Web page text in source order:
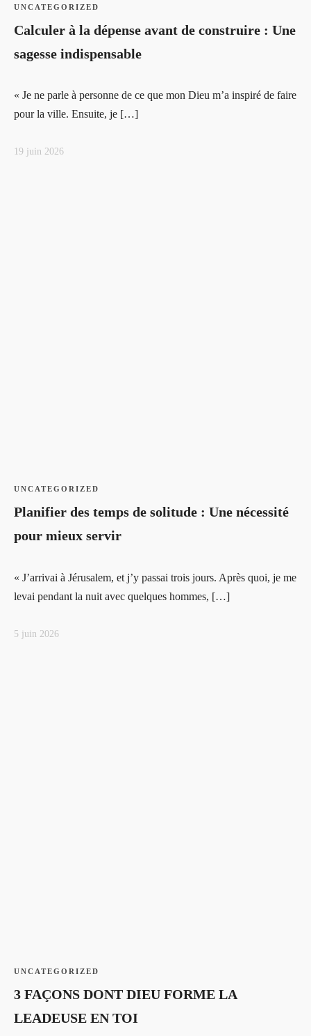
UNCATEGORIZED
Calculer à la dépense avant de construire : Une
sagesse indispensable
« Je ne parle à personne de ce que mon Dieu m’a inspiré de faire
pour la ville. Ensuite, je […]
19 juin 2026
UNCATEGORIZED
Planifier des temps de solitude : Une nécessité
pour mieux servir
« J’arrivai à Jérusalem, et j’y passai trois jours. Après quoi, je me
levai pendant la nuit avec quelques hommes, […]
5 juin 2026
UNCATEGORIZED
3 FAÇONS DONT DIEU FORME LA
LEADEUSE EN TOI